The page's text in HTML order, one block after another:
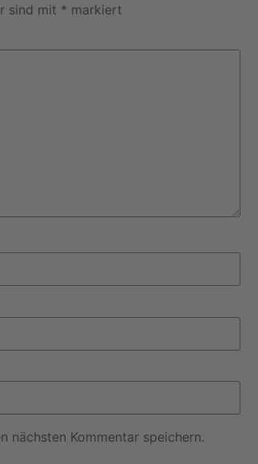
sind mit * markiert
nächsten Kommentar speichern.